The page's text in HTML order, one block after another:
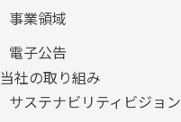
事業領域
電子公告
当社の取り組み
サステナビリティビジョン